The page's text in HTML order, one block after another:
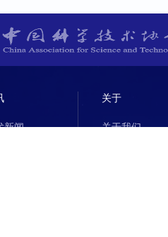
新闻
关于
关于我们